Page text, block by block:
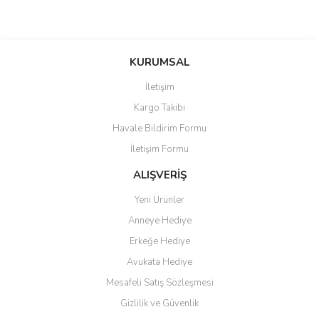
KURUMSAL
İletişim
Kargo Takibi
Havale Bildirim Formu
İletişim Formu
ALIŞVERİŞ
Yeni Ürünler
Anneye Hediye
Erkeğe Hediye
Avukata Hediye
Mesafeli Satış Sözleşmesi
Gizlilik ve Güvenlik